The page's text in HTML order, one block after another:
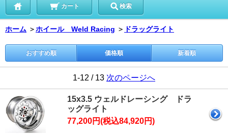
カート 検索
ホーム ＞ホイール Weld Racing ＞ ドラッグライト
おすすめ順 価格順 新着順
1-12 / 13 次のページへ
15x3.5 ウェルドレーシング ドラ
ッグライト
77,200円(税込84,920円)